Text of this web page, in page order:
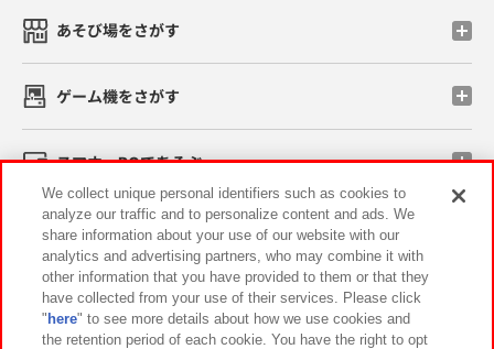
あそび場をさがす
ゲーム機をさがす
スマホ・PCであそぶ
イベント・キャンペーン
関連会社 サステナビリティ サイトポリシー
We collect unique personal identifiers such as cookies to
analyze our traffic and to personalize content and ads. We
share information about your use of our website with our
analytics and advertising partners, who may combine it with
other information that you have provided to them or that they
have collected from your use of their services. Please click
" here" to see more details about how we use cookies and
the retention period of each cookie. You have the right to opt